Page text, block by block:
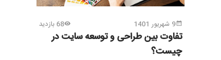
9 شهریور 1401 68 بازدید
تفاوت بین طراحی و توسعه سایت در
چیست؟